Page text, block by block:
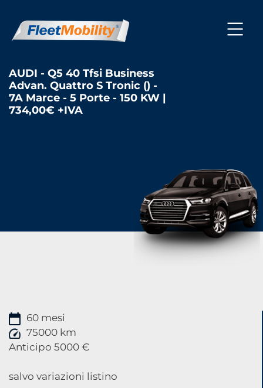
AUDI - Q5 40 Tfsi Business
Advan. Quattro S Tronic () -
7A Marce - 5 Porte - 150 KW |
734,00€ +IVA
60 mesi
75000 km
Anticipo 5000 €
salvo variazioni listino